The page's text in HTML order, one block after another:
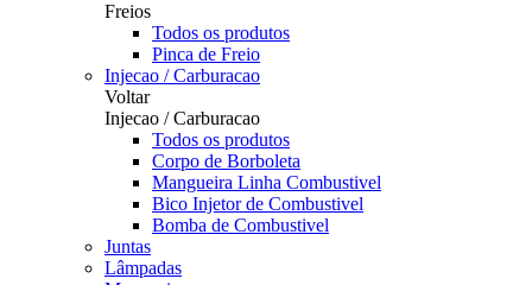
Freios
Todos os produtos
Pinca de Freio
Injecao / Carburacao
Voltar
Injecao / Carburacao
Todos os produtos
Corpo de Borboleta
Mangueira Linha Combustivel
Bico Injetor de Combustivel
Bomba de Combustivel
Juntas
Lâmpadas